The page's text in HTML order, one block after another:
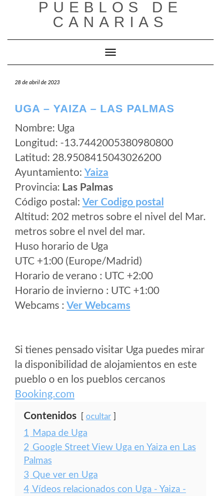
PUEBLOS DE
CANARIAS
Cambiar modo de navegación
28 de abril de 2023
UGA – YAIZA – LAS PALMAS
Nombre: Uga
Longitud: -13.7442005380980800
Latitud: 28.9508415043026200
Ayuntamiento: Yaiza
Provincia: Las Palmas
Código postal: Ver Codigo postal
Altitud: 202 metros sobre el nivel del Mar.
metros sobre el nvel del mar.
Huso horario de Uga
UTC +1:00 (Europe/Madrid)
Horario de verano : UTC +2:00
Horario de invierno : UTC +1:00
Webcams : Ver Webcams
Si tienes pensado visitar Uga puedes mirar
la disponibilidad de alojamientos en este
pueblo o en los pueblos cercanos
Booking.com
Contenidos ocultar
1 Mapa de Uga
2 Google Street View Uga en Yaiza en Las
Palmas
3 Que ver en Uga
4 Vídeos relacionados con Uga - Yaiza -